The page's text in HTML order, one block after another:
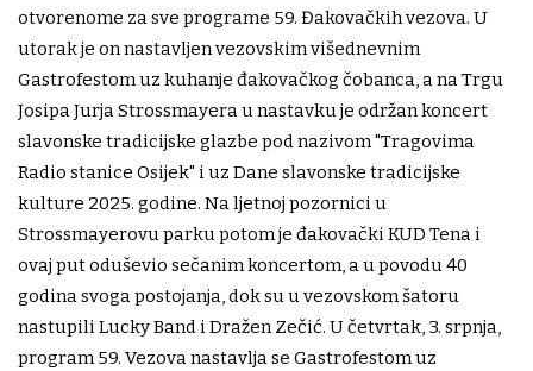
otvorenome za sve programe 59. Đakovačkih vezova. U
utorak je on nastavljen vezovskim višednevnim
Gastrofestom uz kuhanje đakovačkog čobanca, a na Trgu
Josipa Jurja Strossmayera u nastavku je održan koncert
slavonske tradicijske glazbe pod nazivom "Tragovima
Radio stanice Osijek" i uz Dane slavonske tradicijske
kulture 2025. godine. Na ljetnoj pozornici u
Strossmayerovu parku potom je đakovački KUD Tena i
ovaj put oduševio sečanim koncertom, a u povodu 40
godina svoga postojanja, dok su u vezovskom šatoru
nastupili Lucky Band i Dražen Zečić. U četvrtak, 3. srpnja,
program 59. Vezova nastavlja se Gastrofestom uz